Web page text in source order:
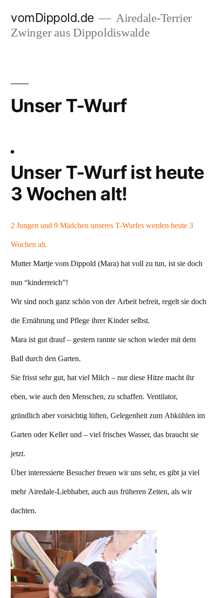
Inhalt
vomDippold.de
Airedale-Terrier
Zwinger aus Dippoldiswalde
Unser T-Wurf
Unser T-Wurf ist heute
3 Wochen alt!
2 Jungen und 9 Mädchen unseres T-Wurfes werden heute 3
Wochen alt.
Mutter Martje vom Dippold (Mara) hat voll zu tun, ist sie doch
nun “kinderreich”!
Wir sind noch ganz schön von der Arbeit befreit, regelt sie doch
die Ernährung und Pflege ihrer Kinder selbst.
Mara ist gut drauf – gestern rannte sie schon wieder mit dem
Ball durch den Garten.
Sie frisst sehr gut, hat viel Milch – nur diese Hitze macht ihr
eben, wie auch den Menschen, zu schaffen. Ventilator,
gründlich aber vorsichtig lüften, Gelegenheit zum Abkühlen im
Garten oder Keller und – viel frisches Wasser, das braucht sie
jetzt.
Über interessierte Besucher freuen wir uns sehr, es gibt ja viel
mehr Airedale-Liebhaber, auch aus früheren Zeiten, als wir
dachten.